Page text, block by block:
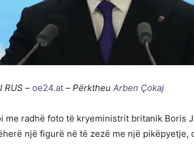
RUS – oe24.at – Përktheu Arben Çokaj
me radhë foto të kryeministrit britanik Boris
një figurë në të zezë me një pikëpyetje,